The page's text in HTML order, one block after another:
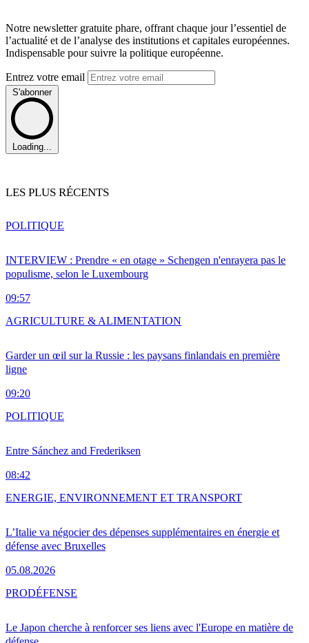
Notre newsletter gratuite phare, offrant chaque jour l’essentiel de
l’actualité et de l’analyse des institutions et capitales européennes.
Indispensable pour suivre la politique européenne.
Entrez votre email
S'abonner
Loading...
LES PLUS RÉCENTS
INTERVIEW : Prendre « en otage » Schengen n'enrayera pas le
populisme, selon le Luxembourg
09:57
POLITIQUE
Garder un œil sur la Russie : les paysans finlandais en première
ligne
09:20
AGRICULTURE & ALIMENTATION
Entre Sánchez and Frederiksen
08:42
POLITIQUE
L’Italie va négocier des dépenses supplémentaires en énergie et
défense avec Bruxelles
05.08.2026
ENERGIE, ENVIRONNEMENT ET TRANSPORT
Le Japon cherche à renforcer ses liens avec l'Europe en matière de
PRODÉFENSE